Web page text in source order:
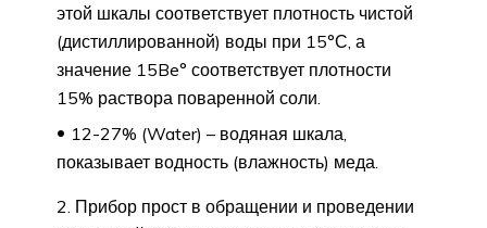
этой шкалы соответствует плотность чистой
(дистиллированной) воды при 15°С, а
значение 15Be° соответствует плотности
15% раствора поваренной соли.
12-27% (Water) – водяная шкала,
показывает водность (влажность) меда.
2. Прибор прост в обращении и проведении